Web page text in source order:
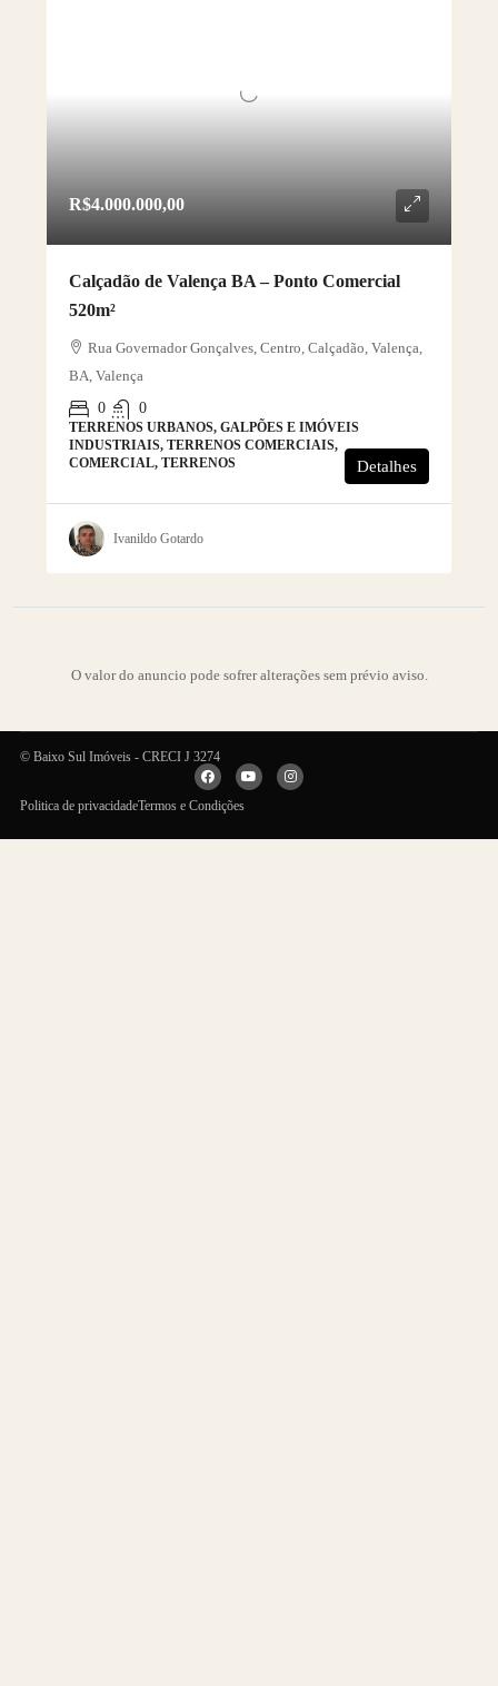
R$4.000.000,00
Calçadão de Valença BA – Ponto Comercial
520m²
Rua Governador Gonçalves, Centro, Calçadão, Valença,
BA, Valença
0
0
TERRENOS URBANOS, GALPÕES E IMÓVEIS
INDUSTRIAIS, TERRENOS COMERCIAIS,
COMERCIAL, TERRENOS
Detalhes
Ivanildo Gotardo
O valor do anuncio pode sofrer alterações sem prévio aviso.
© Baixo Sul Imóveis - CRECI J 3274
Politica de privacidadeTermos e Condições